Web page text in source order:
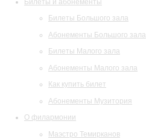
Билеты Большого зала
Абонементы Большого зала
Билеты Малого зала
Абонементы Малого зала
Как купить билет
Абонементы Музитория
О филармонии
Маэстро Темирканов